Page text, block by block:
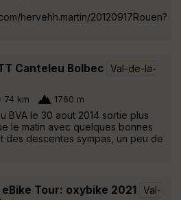
hervehh.martin/20120917Rouen?
Canteleu Bolbec Val-de-la-
74 km 1760 m
BVA le 30 aout 2014 sortie plus
le matin avec quelques bonnes
des descentes sympas, un peu de
eBike Tour: oxybike 2021
Val-